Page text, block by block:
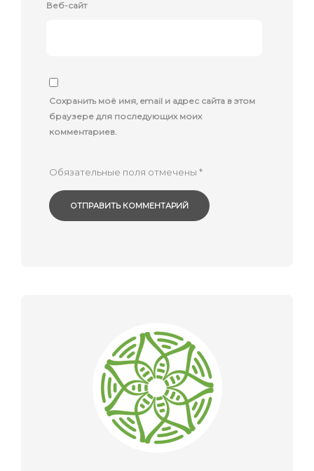
Веб-сайт
Сохранить моё имя, email и адрес сайта в этом
браузере для последующих моих
комментариев.
Обязательные поля отмечены *